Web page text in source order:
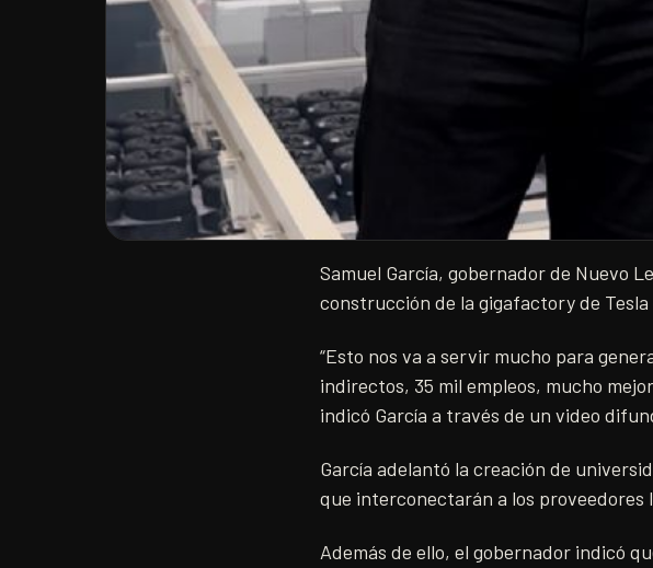
Samuel García, gobernador de Nuevo
construcción de la gigafactory de
“Esto nos va a servir mucho para
indirectos, 35 mil empleos, mucho
indicó García a través de un video
García adelantó la creación de
que interconectarán a los proveedores
Además de ello, el gobernador indicó